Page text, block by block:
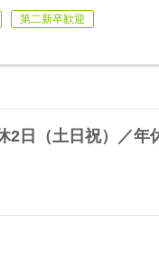
第二新卒歓迎
日（土日祝）／年